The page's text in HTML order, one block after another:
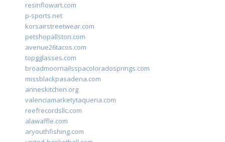
resinflowart.com
p-sports.net
korsairstreetwear.com
petshopallston.com
avenue26tacos.com
topgglasses.com
broadmoornailsspacoloradosprings.com
missblackpasadena.com
anneskitchen.org
valenciamarketytaqueria.com
reefrecordsllc.com
alawaffle.com
aryouthfishing.com